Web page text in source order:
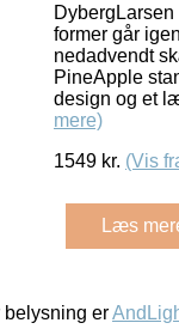
former går
nedadvendt
PineApple
design og et
mere)
1549 kr. (Vis
Læs
er